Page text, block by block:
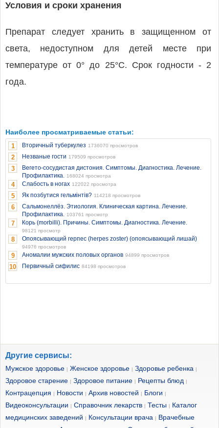
Условия и сроки хранения
Препарат следует хранить в защищенном от
света, недоступном для детей месте при
температуре от 0° до 25°С. Срок годности - 2
года.
Наиболее просматриваемые статьи:
1 Вторичный туберкулез 1736070 просмотров
2 Незваные гости 179509 просмотров
3
Вегето-сосудистая дистония. Симптомы. Диагностика. Лечение.
Профилактика. 168024 просмотра
4 Слабость в ногах 122022 просмотра
5 Як позбутися гельмінтів? 114218 просмотров
6
Сальмонеллёз. Этиология. Клиническая картина. Лечение.
Профилактика. 103761 просмотр
7 Корь (morbilli). Причины. Симптомы. Диагностика. Лечение.
98121 просмотр
8 Опоясывающий герпес (herpes zoster) (опоясывающий лишай)
94976 просмотров
9 Аномалии мужских половых органов 94899 просмотров
10 Первичный сифилис 84198 просмотров
Другие сервисы:
Мужское здоровье | Женское здоровье | Здоровье ребенка |
Здоровое старение | Здоровое питание | Рецепты блюд |
Контрацепция | Новости | Архив новостей | Блоги |
Видеоконсультации | Справочник лекарств | Тесты | Каталог
медицинских заведений | Консультации врача | Врачебные